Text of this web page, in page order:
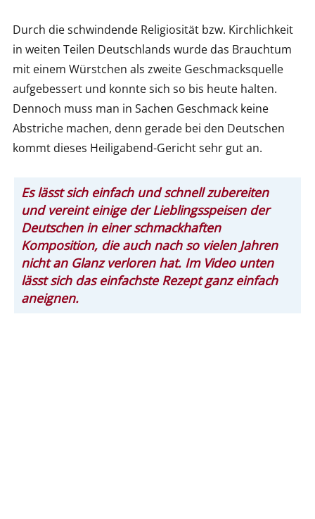
Durch die schwindende Religiosität bzw. Kirchlichkeit
in weiten Teilen Deutschlands wurde das Brauchtum
mit einem Würstchen als zweite Geschmacksquelle
aufgebessert und konnte sich so bis heute halten.
Dennoch muss man in Sachen Geschmack keine
Abstriche machen, denn gerade bei den Deutschen
kommt dieses Heiligabend-Gericht sehr gut an.
Es lässt sich einfach und schnell zubereiten
und vereint einige der Lieblingsspeisen der
Deutschen in einer schmackhaften
Komposition, die auch nach so vielen Jahren
nicht an Glanz verloren hat. Im Video unten
lässt sich das einfachste Rezept ganz einfach
aneignen.